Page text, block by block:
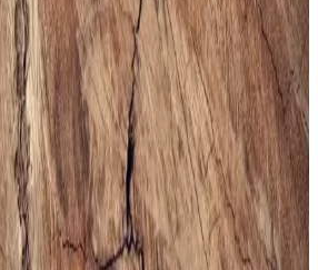
lacivert rugan erkek kemeri, şık tasarımı
öne çıkar. Parlak yüzeyi ve modern
günlerde tercih edilir, dikkat çekici bir
Şıklık ve Konforun
Modeller
şıklık ve rahatlığı bir arada sunar. Çok
gardırobunuza şıklık katın,
keşfedin.